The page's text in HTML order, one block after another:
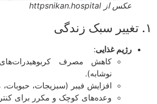
عکس از httpsnikan.hospital
رژیم غذایی:
کاهش مصرف کربوهیدرات‌های
نوشابه).
افزایش فیبر (سبزیجات، حبوبات،
وعده‌های کوچک و مکرر برای کنترل